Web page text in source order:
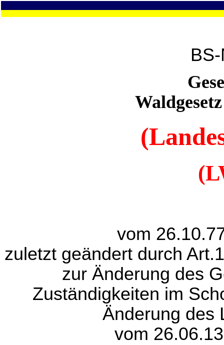
vom
zuletzt geändert durch
zur Änderung des
Zuständigkeiten im
Änderung des
vom